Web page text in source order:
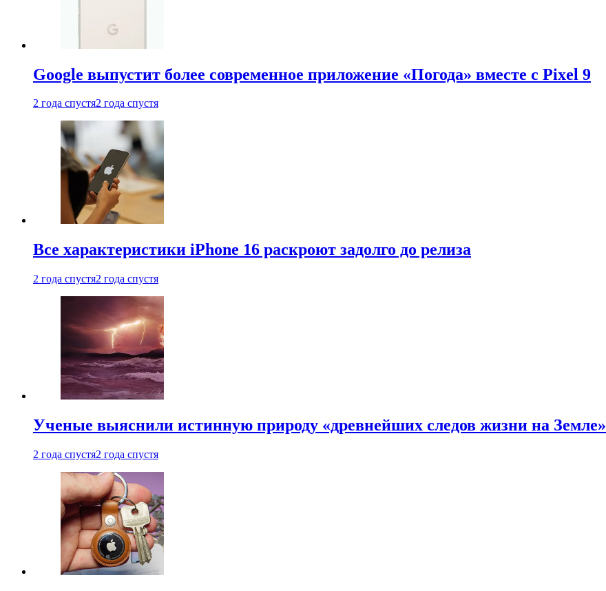
Google выпустит более современное приложение «Погода» вместе с Pixel 9
2 года спустя2 года спустя
Все характеристики iPhone 16 раскроют задолго до релиза
2 года спустя2 года спустя
Ученые выяснили истинную природу «древнейших следов жизни на Земле»
2 года спустя2 года спустя